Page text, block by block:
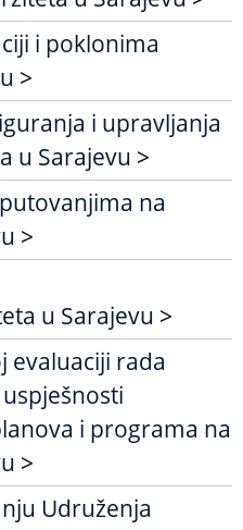
i poklonima
>
i upravljanja
u Sarajevu >
na
>
u Sarajevu >
evaluaciji rada
i programa na
>
Udruženja